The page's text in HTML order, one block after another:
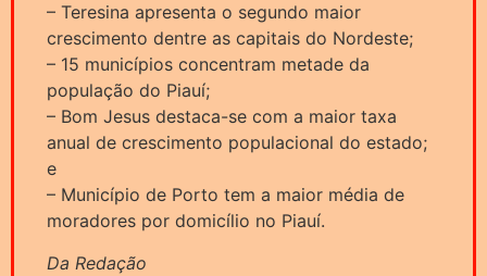
– Teresina apresenta o segundo maior
crescimento dentre as capitais do Nordeste;
– 15 municípios concentram metade da
população do Piauí;
– Bom Jesus destaca-se com a maior taxa
anual de crescimento populacional do estado;
e
– Município de Porto tem a maior média de
moradores por domicílio no Piauí.
Da Redação